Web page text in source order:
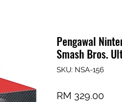
Pengawal
Smash Bros.
SKU: NSA-156
RM 329.00